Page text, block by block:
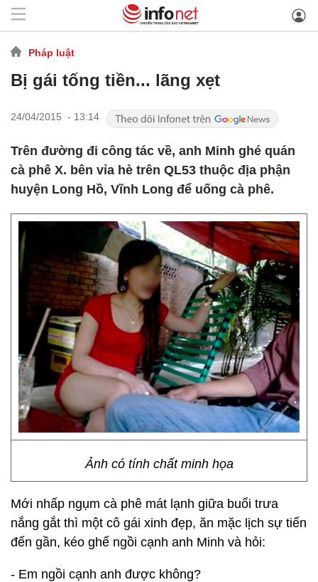
Pháp luật
Bị gái tống tiền... lãng xẹt
24/04/2015 - 13:14
Trên đường đi công tác về, anh Minh ghé quán
cà phê X. bên vỉa hè trên QL53 thuộc địa phận
huyện Long Hồ, Vĩnh Long để uống cà phê.
Ảnh có tính chất minh họa
Mới nhấp ngụm cà phê mát lạnh giữa buổi trưa
nắng gắt thì một cô gái xinh đẹp, ăn mặc lịch sự tiến
đến gần, kéo ghế ngồi cạnh anh Minh và hỏi:
- Em ngồi cạnh anh được không?